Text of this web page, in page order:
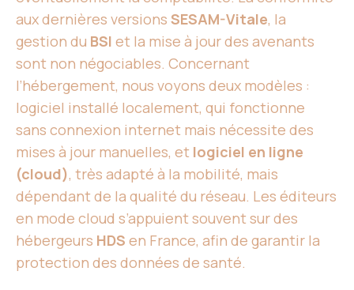
aux dernières versions SESAM-Vitale, la
gestion du BSI et la mise à jour des avenants
sont non négociables. Concernant
l’hébergement, nous voyons deux modèles :
logiciel installé localement, qui fonctionne
sans connexion internet mais nécessite des
mises à jour manuelles, et logiciel en ligne
(cloud), très adapté à la mobilité, mais
dépendant de la qualité du réseau. Les éditeurs
en mode cloud s’appuient souvent sur des
hébergeurs HDS en France, afin de garantir la
protection des données de santé.